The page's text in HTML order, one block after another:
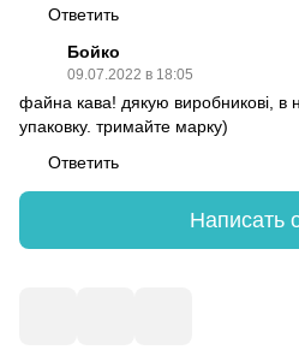
Ответить
Бойко
09.07.2022 в 18:05
файна кава! дякую виробникові, в
упаковку. тримайте марку)
Ответить
Написать